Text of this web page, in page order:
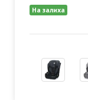
На залиха